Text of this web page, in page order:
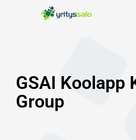
GSAI Koolapp
Group